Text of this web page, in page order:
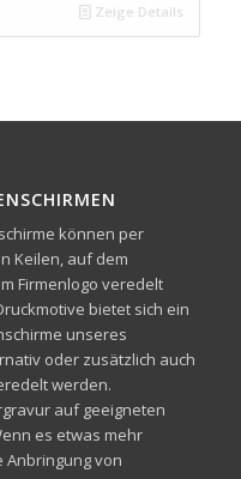
Zeige Details
können per
Keilen, auf dem
Firmenlogo veredelt
bietet sich ein
unseres
oder zusätzlich auch
werden.
auf geeigneten
es etwas mehr
Anbringung von